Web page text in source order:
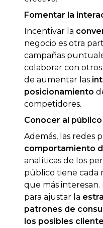
Fomentar la
Incentivar la
negocio es otra
campañas
colaborar con
de aumentar las
posicionamiento
competidores.
Conocer al
Además, las redes
comportamiento
analíticas de los
público tiene cada
que más interesan.
para ajustar la
patrones de
los posibles